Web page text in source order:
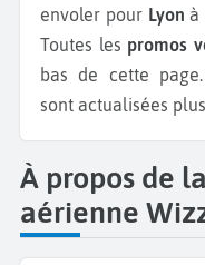
envoler pour Lyon à
Toutes les promos
bas de cette
sont actualisées
À propos de
aérienne